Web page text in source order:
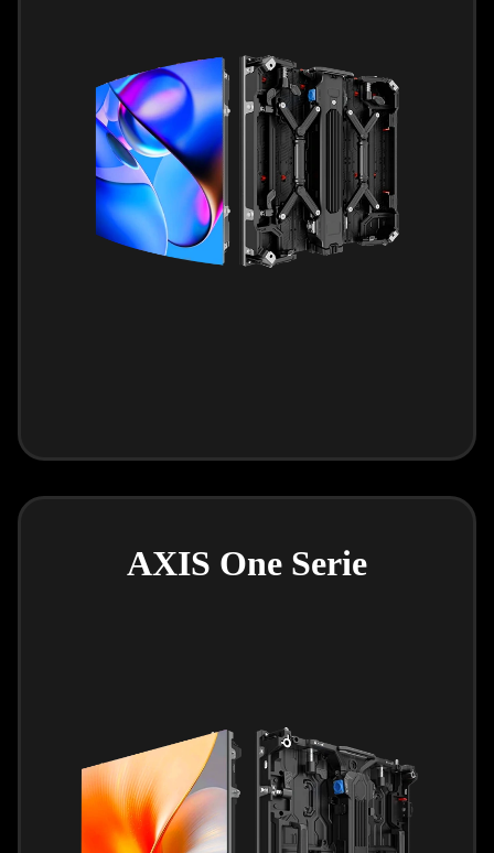
AXIS One Serie